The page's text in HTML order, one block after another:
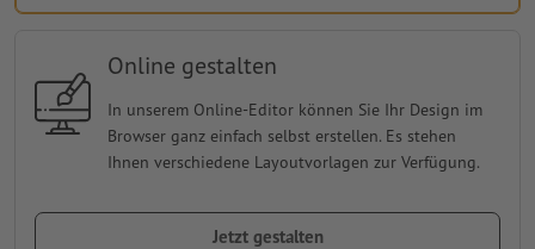
Online gestalten
In unserem Online-Editor können Sie Ihr Design im
Browser ganz einfach selbst erstellen. Es stehen
Ihnen verschiedene Layoutvorlagen zur Verfügung.
Jetzt gestalten